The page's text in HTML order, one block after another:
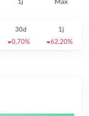
30d
1j
0,70% 62,20%